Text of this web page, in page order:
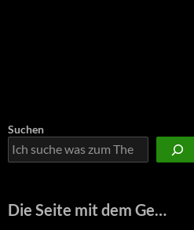
Suchen
Die Seite mit dem Ge…